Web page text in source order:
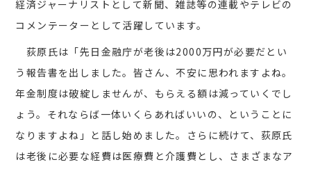
経済ジャーナリストとして新聞、雑誌等の連載やテレビの
コメンテーターとして活躍しています。
荻原氏は「先日金融庁が老後は2000万円が必要だとい
う報告書を出しました。皆さん、不安に思われますよね。
年金制度は破綻しませんが、もらえる額は減っていくでし
ょう。それならば一体いくらあればいいの、ということに
なりますよね」と話し始めました。さらに続けて、荻原氏
は老後に必要な経費は医療費と介護費とし、さまざまなア